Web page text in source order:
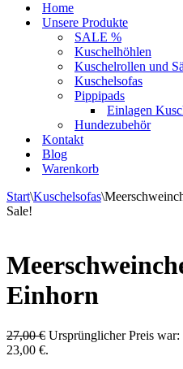
Home
Unsere Produkte
SALE %
Kuschelhöhlen
Kuschelrollen und
Kuschelsofas
Pippipads
Einlagen
Hundezubehör
Kontakt
Blog
Warenkorb
Start\Kuschelsofas\
Sale!
Einhorn
27,00€ Ursprünglicher Preis war:
23,00 €.